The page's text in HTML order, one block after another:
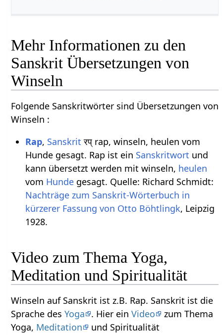
Mehr Informationen zu den
Sanskrit Übersetzungen von
Winseln
Folgende Sanskritwörter sind Übersetzungen von
Winseln :
Rap, Sanskrit रप् rap, winseln, heulen vom
Hunde gesagt. Rap ist ein Sanskritwort und
kann übersetzt werden mit winseln, heulen
vom Hundegesagt. Quelle: Richard Schmidt:
Nachträge zum Sanskrit-Wörterbuch in
kürzerer Fassung von Otto Böhtlingk, Leipzig
1928.
Video zum Thema Yoga,
Meditation und Spiritualität
Winseln auf Sanskrit ist z.B. Rap. Sanskrit ist die
Sprache desYoga . Hier einVideo
zum Thema
Yoga, Meditation und Spiritualität